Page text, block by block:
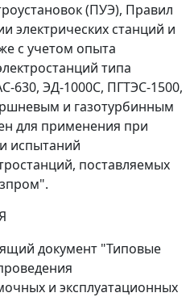
(ПУЭ), Правил
электрических станций и
с учетом опыта
типа
630, ЭД-1000С, ПГТЭС-1500,
и газотурбинным
для применения при
испытаний
поставляемых
документ "Типовые
и эксплуатационных